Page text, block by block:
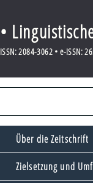
•
ISSN: 2084-3062 • e-ISSN:
Über die Zeitschrift
Zielsetzung und